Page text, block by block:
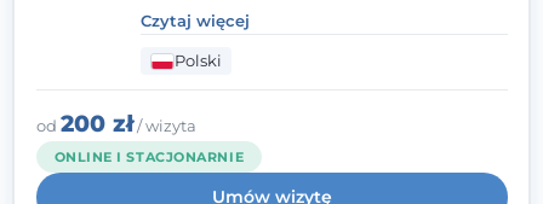
Pracuję w nurcie terapii trzeciej fali, łącząc
metody o potwierdzonej skuteczności.
Towarzyszę młodzieży, dorosłym i parom w
radzeniu sobie z bolesnymi
doświadczeniami tak, by mogli żyć pełniej.
Czytaj więcej
Polski
od 200 zł/ wizyta
ONLINE I STACJONARNIE
Umów wizytę